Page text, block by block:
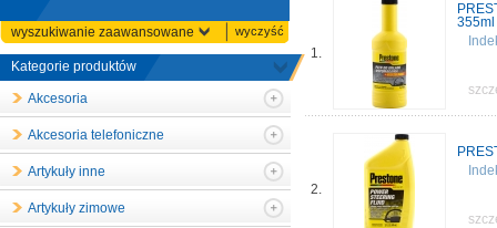
wyszukiwanie zaawansowane wyczyść
Kategorie produktów
Akcesoria
Akcesoria telefoniczne
Artykuły inne
Artykuły zimowe
1.
355ml
2.